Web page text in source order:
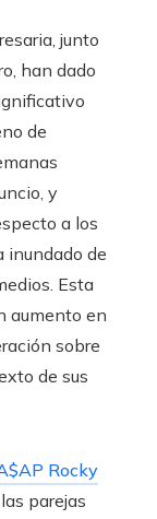
junto
han dado
de
y
a los
inundado de
Esta
aumento en
sobre
de sus
Rocky
parejas